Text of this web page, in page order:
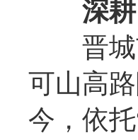
深
晋城市
可山高
今，依